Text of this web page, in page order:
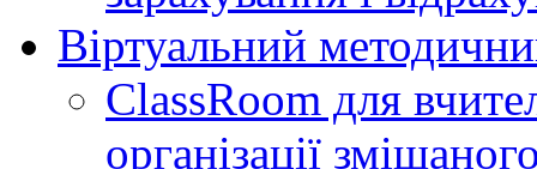
Віртуальний
ClassRoom для
організації